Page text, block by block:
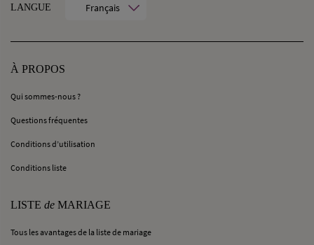
LANGUE Français
À PROPOS
Qui sommes-nous ?
Questions fréquentes
Conditions d’utilisation
Conditions liste
LISTE de MARIAGE
Tous les avantages de la liste de mariage